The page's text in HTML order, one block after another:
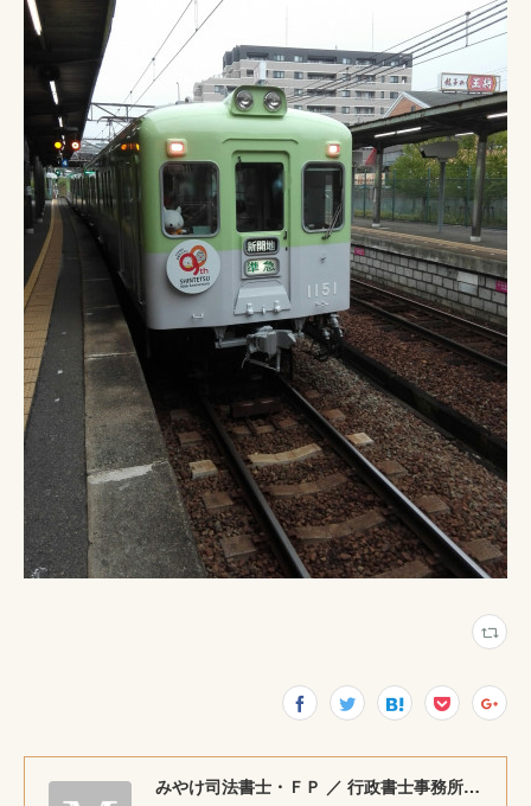
みやけ司法書士・ＦＰ ／ 行政書士事務所 ｜神戸市北区で相続・成年後見・生前整理のご相談をお受けしています。